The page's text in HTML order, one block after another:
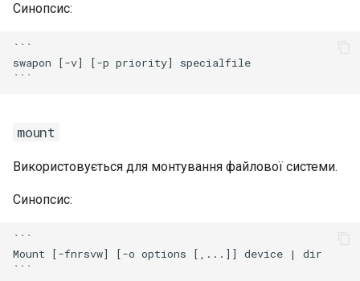
Синопсис:
```
swapon [-v] [-p priority] specialfile
mount
Використовується для монтування файлової системи.
Синопсис:
```
Mount [-fnrsvw] [-o options [,...]] device | dir